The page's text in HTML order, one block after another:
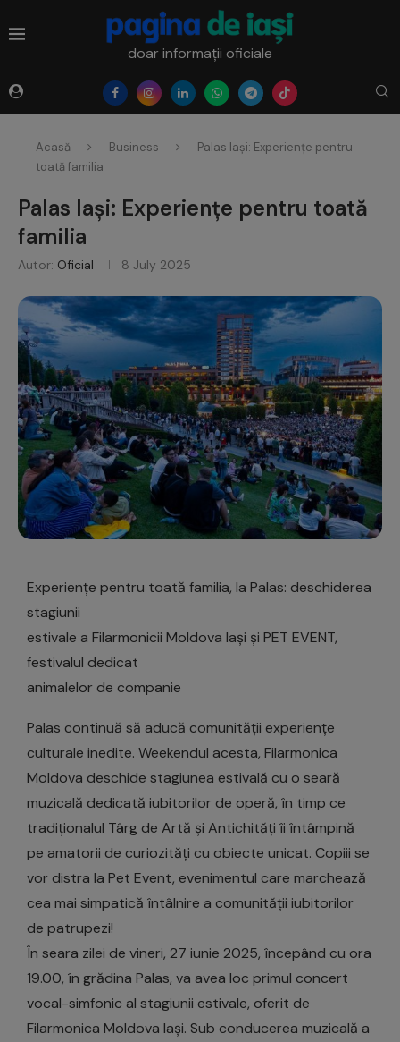
doar informații oficiale
Acasă Business
Palas Iași: Experiențe pentru
toată familia
Palas Iași: Experiențe pentru toată
familia
Autor: Oficial 8 July 2025
Experiențe pentru toată familia, la Palas: deschiderea
stagiunii
estivale a Filarmonicii Moldova Iași și PET EVENT,
festivalul dedicat
animalelor de companie
Palas continuă să aducă comunității experiențe
culturale inedite. Weekendul acesta, Filarmonica
Moldova deschide stagiunea estivală cu o seară
muzicală dedicată iubitorilor de operă, în timp ce
tradiționalul Târg de Artă și Antichități îi întâmpină
pe amatorii de curiozități cu obiecte unicat. Copiii se
vor distra la Pet Event, evenimentul care marchează
cea mai simpatică întâlnire a comunității iubitorilor
de patrupezi!
În seara zilei de vineri, 27 iunie 2025, începând cu ora
19.00, în grădina Palas, va avea loc primul concert
vocal-simfonic al stagiunii estivale, oferit de
Filarmonica Moldova Iași. Sub conducerea muzicală a